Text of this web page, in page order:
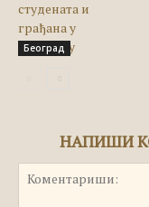
Београд
НАПИШИ